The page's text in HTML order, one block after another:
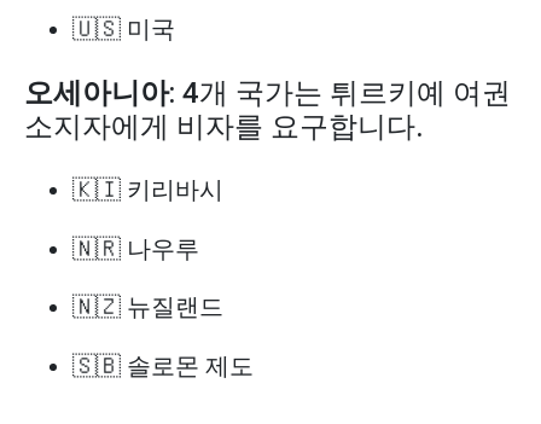
🇺🇸 미국
오세아니아: 4개 국가는 튀르키예 여권
소지자에게 비자를 요구합니다.
🇰🇮 키리바시
🇳🇷 나우루
🇳🇿 뉴질랜드
🇸🇧 솔로몬 제도